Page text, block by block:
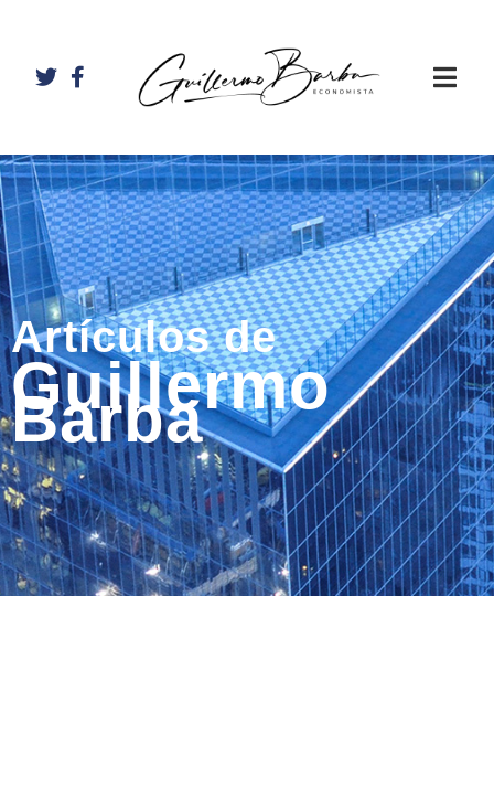
Artículos de
Guillermo
Barba